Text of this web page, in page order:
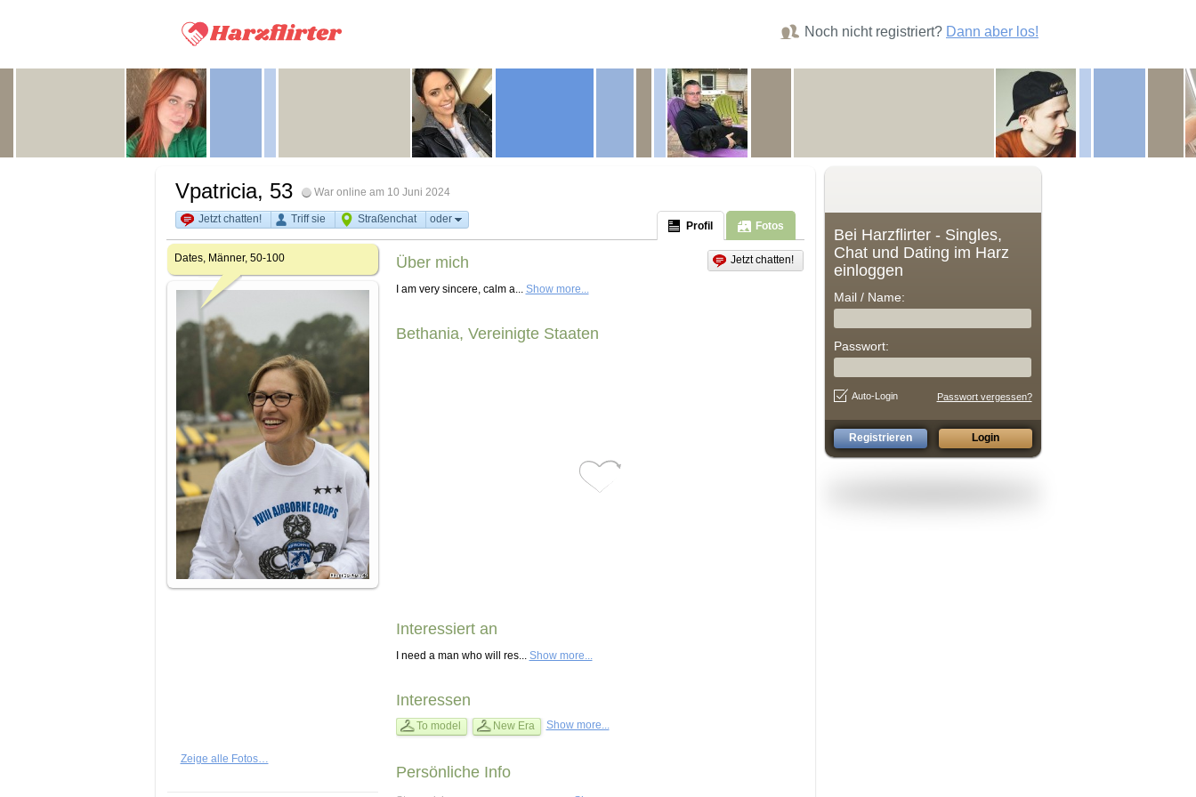
Noch nicht registriert? Dann aber los!
Vpatricia, 53 War online am 10 Juni 2024
Jetzt chatten! Triff sie Straßenchat oder
Profil Fotos
Dates, Männer, 50-100
Zeige alle Fotos…
Jetzt chatten!
Über mich
I am very sincere, calm a... Show more...
Bethania, Vereinigte Staaten
Interessiert an
I need a man who will res... Show more...
Interessen
To model New Era Show more...
Persönliche Info
Bei Harzflirter - Singles,
Chat und Dating im Harz
einloggen
Mail / Name:
Passwort:
Auto-Login Passwort vergessen?